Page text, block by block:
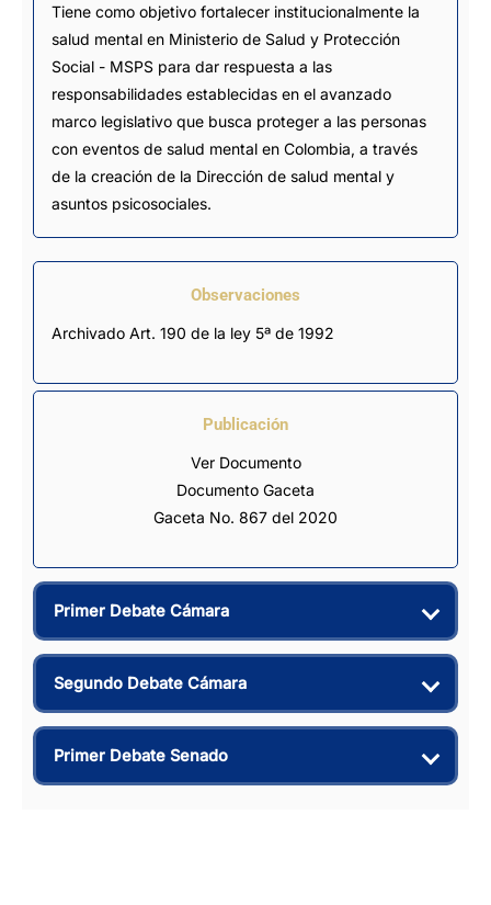
Tiene como objetivo fortalecer institucionalmente la
salud mental en Ministerio de Salud y Protección
Social - MSPS para dar respuesta a las
responsabilidades establecidas en el avanzado
marco legislativo que busca proteger a las personas
con eventos de salud mental en Colombia, a través
de la creación de la Dirección de salud mental y
asuntos psicosociales.
Observaciones
Archivado Art. 190 de la ley 5ª de 1992
Publicación
Ver Documento
Documento Gaceta
Gaceta No. 867 del 2020
Primer Debate Cámara
Segundo Debate Cámara
Primer Debate Senado